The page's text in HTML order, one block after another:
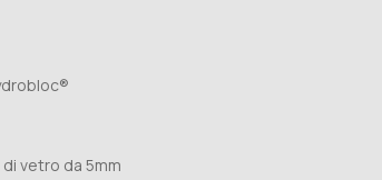
di vetro da 5mm